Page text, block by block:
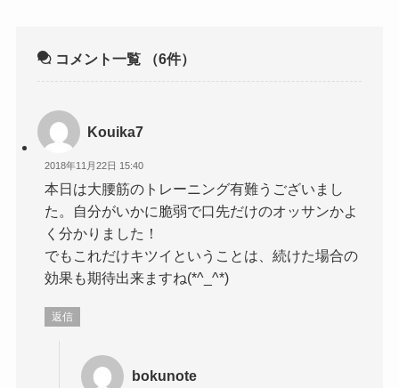
コメント一覧 （6件）
Kouika7
2018年11月22日 15:40
本日は大腰筋のトレーニング有難うございまし
た。自分がいかに脆弱で口先だけのオッサンかよ
く分かりました！
でもこれだけキツイということは、続けた場合の
効果も期待出来ますね(*^_^*)
返信
bokunote